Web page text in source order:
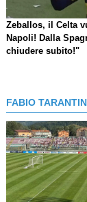
Zeballos, il Celta
Napoli! Dalla
chiudere subito!"
FABIO